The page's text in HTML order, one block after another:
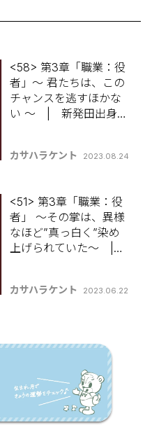
<58> 第3章「職業：役
者」～ 君たちは、この
チャンスを逃すほかな
い ～ | 新発田出身カ
ですか？】
カサハラケント 2023.08.24
<51> 第3章「職業：役
者」 ～その掌は、異様
なほど”真っ白く”染め
上げられていた～ |
書けばいいんです
カサハラケント 2023.06.22